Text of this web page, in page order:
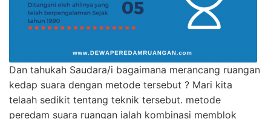
Dan tahukah Saudara/i bagaimana merancang ruangan
kedap suara dengan metode tersebut ? Mari kita
telaah sedikit tentang teknik tersebut. metode
peredam suara ruangan ialah kombinasi memblok